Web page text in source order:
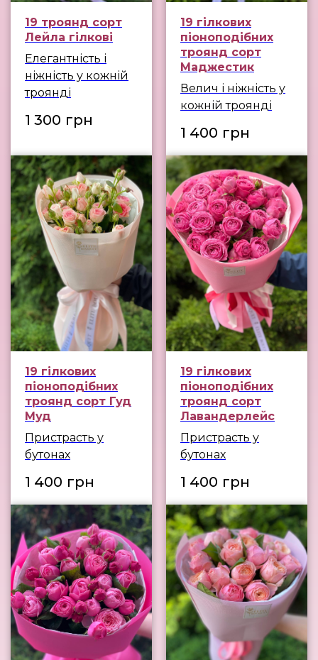
19 троянд сорт
Лейла гілкові
Елегантність і
ніжність у кожній
троянді
1 300 грн
19 гілкових
піоноподібних
троянд сорт
Маджестик
Велич і ніжність у
кожній троянді
1 400 грн
19 гілкових
піоноподібних
троянд сорт Гуд
Муд
Пристрасть у
бутонах
1 400 грн
19 гілкових
піоноподібних
троянд сорт
Лавандерлейс
Пристрасть у
бутонах
1 400 грн